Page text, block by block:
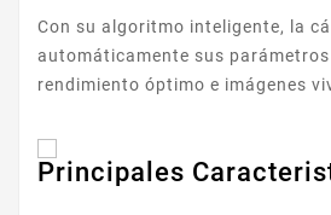
Con su algoritmo inteligente, la
automáticamente sus
rendimiento óptimo e imágenes
Principales